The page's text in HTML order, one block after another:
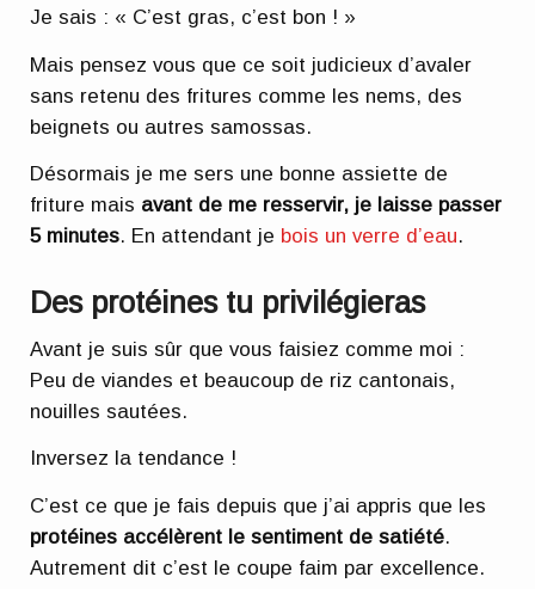
Je sais : « C’est gras, c’est bon ! »
Mais pensez vous que ce soit judicieux d’avaler
sans retenu des fritures comme les nems, des
beignets ou autres samossas.
Désormais je me sers une bonne assiette de
friture mais avant de me resservir, je laisse passer
5 minutes. En attendant je bois un verre d’eau.
Des protéines tu privilégieras
Avant je suis sûr que vous faisiez comme moi :
Peu de viandes et beaucoup de riz cantonais,
nouilles sautées.
Inversez la tendance !
C’est ce que je fais depuis que j’ai appris que les
protéines accélèrent le sentiment de satiété.
Autrement dit c’est le coupe faim par excellence.